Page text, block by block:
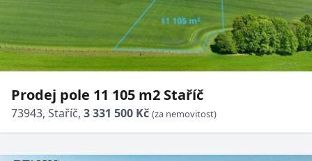
Prodej pole 11 105 m2 Staříč
73943, Staříč, 3 331 500 Kč (za nemovitost)